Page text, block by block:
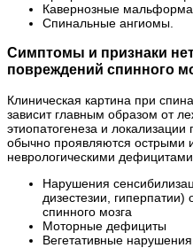
Кавернозные
Спинальные ангиомы.
Симптомы и признаки
повреждений спинного
Клиническая картина при
зависит главным образом от
этиопатогенеза и
обычно проявляются острыми
неврологическими
Нарушения
дизестезии,
спинного мозга
Моторные дефициты
Вегетативные нарушения.